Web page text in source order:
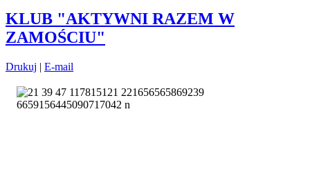
KLUB "AKTYWNI RAZEM W
ZAMOŚCIU"
Drukuj | E-mail